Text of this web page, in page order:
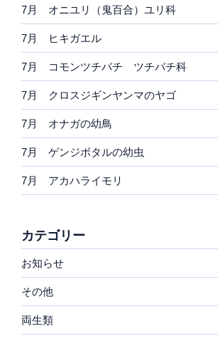
7月 オニユリ（鬼百合）ユリ科
7月 ヒキガエル
7月 コモンツチバチ ツチバチ科
7月 クロスジギンヤンマのヤゴ
7月 オナガの幼鳥
7月 ゲンジボタルの幼虫
7月 アカハライモリ
カテゴリー
お知らせ
その他
両生類